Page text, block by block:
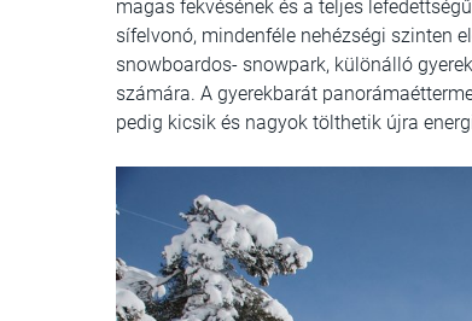
magas fekvésének és a teljes
sífelvonó, mindenféle nehézségi szinten
snowboardos- snowpark, különálló
számára. A gyerekbarát
pedig kicsik és nagyok tölthetik újra